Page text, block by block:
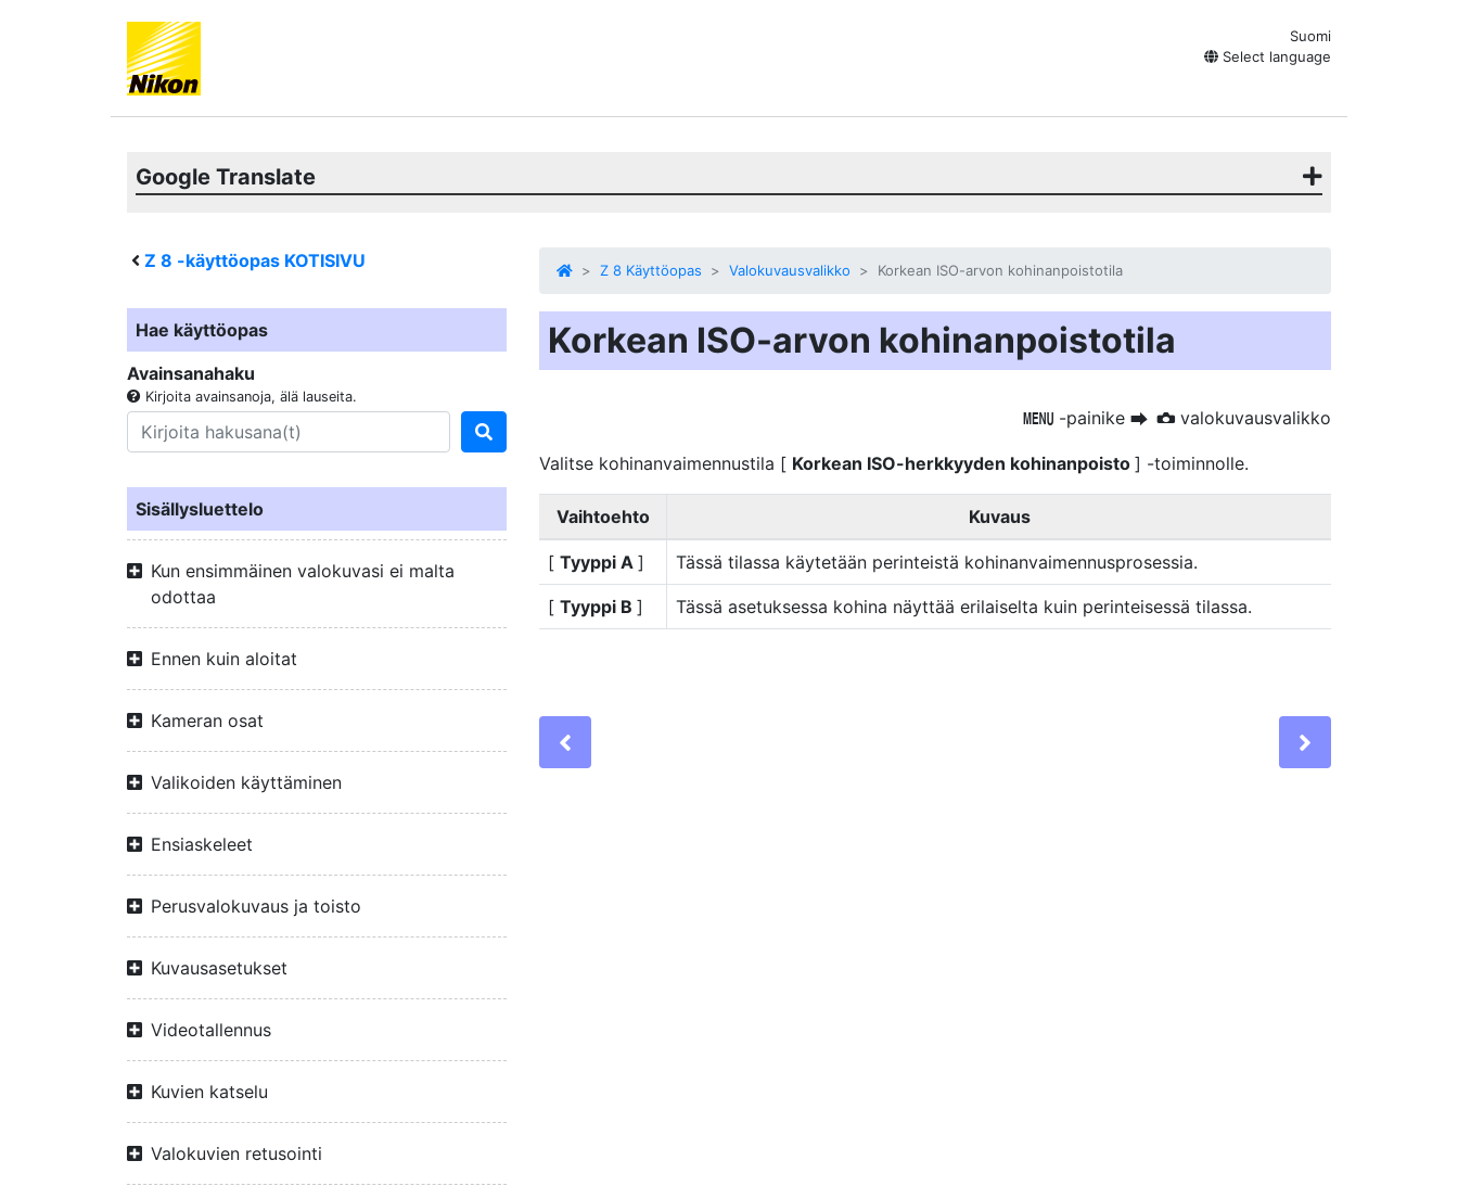
Suomi
Select language
Google Translate
Z 8 -käyttöopas KOTISIVU
Hae käyttöopas
Avainsanahaku
Kirjoita avainsanoja, älä lauseita.
Sisällysluettelo
Kun ensimmäinen valokuvasi ei malta
odottaa
Ennen kuin aloitat
Kameran osat
Valikoiden käyttäminen
Ensiaskeleet
Perusvalokuvaus ja toisto
Kuvausasetukset
Videotallennus
Kuvien katselu
Valokuvien retusointi
Z 8 Käyttöopas Valokuvausvalikko Korkean ISO-arvon kohinanpoistotila
Korkean ISO-arvon kohinanpoistotila
G -painike U C valokuvausvalikko
Valitse kohinanvaimennustila [ Korkean ISO-herkkyyden kohinanpoisto ] -toiminnolle.
Vaihtoehto Kuvaus
[ Tyyppi A ] Tässä tilassa käytetään perinteistä kohinanvaimennusprosessia.
[ Tyyppi B ] Tässä asetuksessa kohina näyttää erilaiselta kuin perinteisessä tilassa.